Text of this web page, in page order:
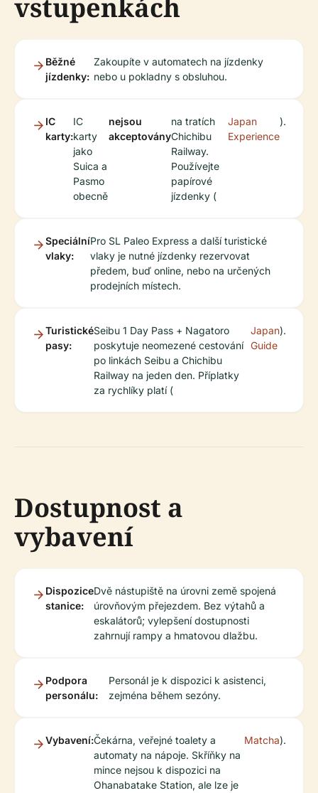
vstupenkách
Běžné
jízdenky:
Zakoupíte v automatech na jízdenky
nebo u pokladny s obsluhou.
IC
karty:
IC
karty
jako
Suica a
Pasmo
obecně
nejsou
akceptovány
na tratích
Chichibu
Railway.
Používejte
papírové
jízdenky (
Japan
Experience
).
Speciální
vlaky:
Pro SL Paleo Express a další turistické
vlaky je nutné jízdenky rezervovat
předem, buď online, nebo na určených
prodejních místech.
Turistické
pasy:
Seibu 1 Day Pass + Nagatoro
poskytuje neomezené cestování
po linkách Seibu a Chichibu
Railway na jeden den. Příplatky
za rychlíky platí (
Japan
Guide
).
Dostupnost a
vybavení
Dispozice
stanice:
Dvě nástupiště na úrovni země spojená
úrovňovým přejezdem. Bez výtahů a
eskalátorů; vylepšení dostupnosti
zahrnují rampy a hmatovou dlažbu.
Podpora
personálu:
Personál je k dispozici k asistenci,
zejména během sezóny.
Vybavení:Čekárna, veřejné toalety a
automaty na nápoje. Skříňky na
mince nejsou k dispozici na
Ohanabatake Station, ale lze je
Matcha).